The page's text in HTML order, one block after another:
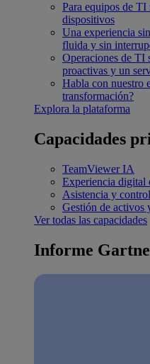
Para equipos de TI
dispositivos
Una experiencia
fluida y sin
Operaciones de TI
proactivas y un
Habla con nuestro
transformación?
Explora la plataforma
Capacidades
TeamViewer IA
Experiencia digital
Asistencia y
Gestión de activos
Ver todas las capacidades
Informe